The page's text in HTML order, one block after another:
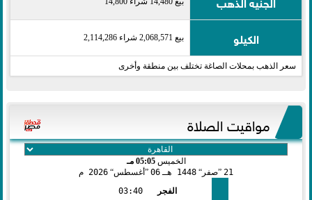
الكيلو بيع 2,068,571 شراء 2,114,286
سعر الذهب بمحلات الصاغة تختلف بين منطقة وأخرى
مواقيت الصلاة
الخميس05:05 مـ
21 صفر 1448 هـ 06 أغسطس 2026 م
الفجر
03:40